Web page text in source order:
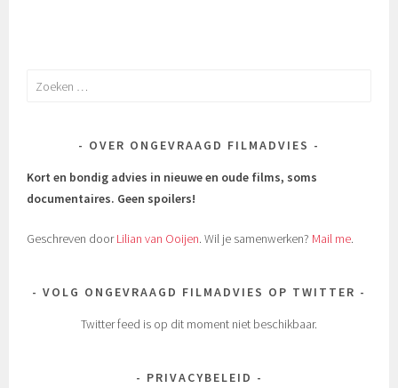
Zoeken
OVER ONGEVRAAGD FILMADVIES
Kort en bondig advies in nieuwe en oude films, soms
documentaires. Geen spoilers!
Geschreven doorLilian van Ooijen. Wil je samenwerken? Mail me.
VOLG ONGEVRAAGD FILMADVIES OP TWITTER
Twitter feed is op dit moment niet beschikbaar.
PRIVACYBELEID